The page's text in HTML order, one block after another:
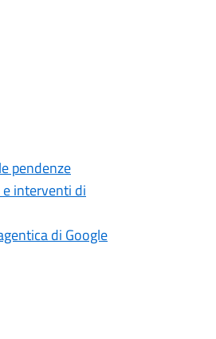
pendenze
interventi di
di Google